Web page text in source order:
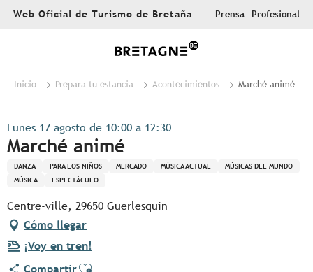
AllerWeb Oficial de Turismo de Bretaña Prensa Profesional
Inicio Prepara tu estancia Acontecimientos Marché animé
Lunes 17 agosto de 10:00 a 12:30
Marché animé
DANZA PARA LOS NIÑOS MERCADO MÚSICA ACTUAL
MÚSICAS DEL MUNDO
MÚSICA
ESPECTÁCULO
Centre-ville, 29650 Guerlesquin
Cómo llegar
¡Voy en tren!
CompartirAjouter aux favoris